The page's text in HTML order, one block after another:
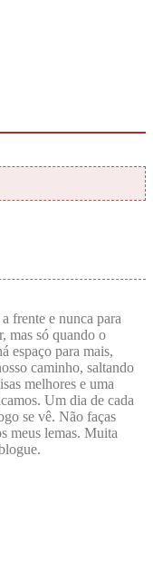
frente e nunca para
mas só quando o
espaço para mais,
caminho, saltando
melhores e uma
Um dia de cada
se vê. Não faças
meus lemas. Muita